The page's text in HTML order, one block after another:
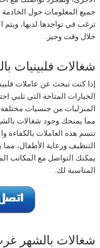
جميع المعلومات حول
ترغب في تواجدها لديها، ويتم
خلال وقت وجيز.
شغالات فلبينيات
إذا كنت تبحث عن عاملات
الخيارات المتاحة التي تلبي
المنزليات من جنسيات مختلفة
مما يمنحك وجود شغالات
تتسم هذه العاملات بالكفاءة
التنظيف ورعاية الأطفال،
يمكنك التواصل مع المكاتب
المناسبة لك.
شغالات بالشهر